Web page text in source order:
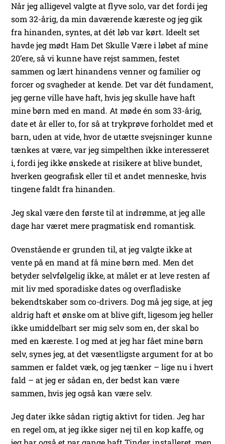
Når jeg alligevel valgte at flyve solo, var det fordi jeg
som 32-årig, da min daværende kæreste og jeg gik
fra hinanden, syntes, at dét løb var kørt. Ideelt set
havde jeg mødt Ham Det Skulle Være i løbet af mine
20’ere, så vi kunne have rejst sammen, festet
sammen og lært hinandens venner og familier og
forcer og svagheder at kende. Det var dét fundament,
jeg gerne ville have haft, hvis jeg skulle have haft
mine børn med en mand. At møde én som 33-årig,
date et år eller to, for så at trykprøve forholdet med et
barn, uden at vide, hvor de utætte svejsninger kunne
tænkes at være, var jeg simpelthen ikke interesseret
i, fordi jeg ikke ønskede at risikere at blive bundet,
hverken geografisk eller til et andet menneske, hvis
tingene faldt fra hinanden.
Jeg skal være den første til at indrømme, at jeg alle
dage har været mere pragmatisk end romantisk.
Ovenstående er grunden til, at jeg valgte ikke at
vente på en mand at få mine børn med. Men det
betyder selvfølgelig ikke, at målet er at leve resten af
mit liv med sporadiske dates og overfladiske
bekendtskaber som co-drivers. Dog må jeg sige, at jeg
aldrig haft et ønske om at blive gift, ligesom jeg heller
ikke umiddelbart ser mig selv som en, der skal bo
med en kæreste. I og med at jeg har fået mine børn
selv, synes jeg, at det væsentligste argument for at bo
sammen er faldet væk, og jeg tænker – lige nu i hvert
fald – at jeg er sådan en, der bedst kan være
sammen, hvis jeg også kan være selv.
Jeg dater ikke sådan rigtig aktivt for tiden. Jeg har
en regel om, at jeg ikke siger nej til en kop kaffe, og